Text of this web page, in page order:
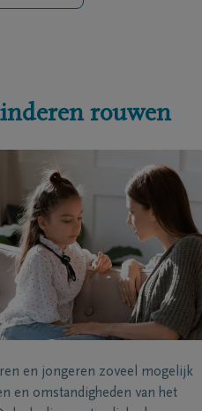
rouwen
en jongeren zoveel mogelijk
en omstandigheden van het